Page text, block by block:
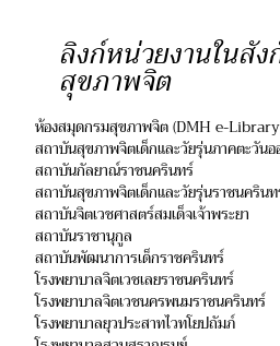
ลิงก์หน่วยงานในสั
สุขภาพจิต
ห้องสมุดกรมสุขภาพจิต (DMH e-
สถาบันสุขภาพจิตเด็กและวัยรุ่นภาคตะวันอ
สถาบันกัลยาณ์ราชนครินทร์
สถาบันสุขภาพจิตเด็กและวัยรุ่นราชนคริน
สถาบันจิตเวชศาสตร์สมเด็จเจ้าพระยา
สถาบันราชานุกูล
สถาบันพัฒนาการเด็กราชครินทร์
โรงพยาบาลจิตเวชเลยราชนครินทร์
โรงพยาบาลจิตเวชนครพนมราชนครินทร์
โรงพยาบาลยุวประสาทไวทโยปถัมภ์